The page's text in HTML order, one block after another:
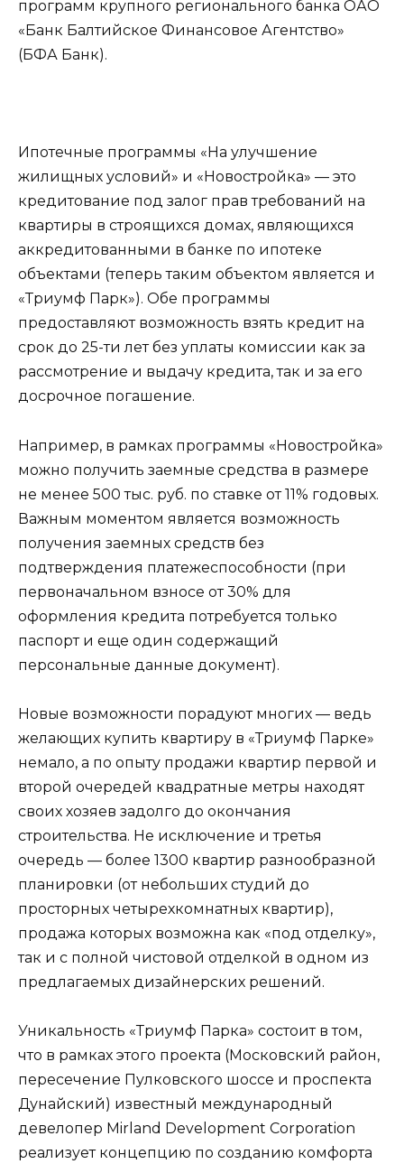
программ крупного регионального банка ОАО
«Банк Балтийское Финансовое Агентство»
(БФА Банк).
Ипотечные программы «На улучшение
жилищных условий» и «Новостройка» — это
кредитование под залог прав требований на
квартиры в строящихся домах, являющихся
аккредитованными в банке по ипотеке
объектами (теперь таким объектом является и
«Триумф Парк»). Обе программы
предоставляют возможность взять кредит на
срок до 25-ти лет без уплаты комиссии как за
рассмотрение и выдачу кредита, так и за его
досрочное погашение.
Например, в рамках программы «Новостройка»
можно получить заемные средства в размере
не менее 500 тыс. руб. по ставке от 11% годовых.
Важным моментом является возможность
получения заемных средств без
подтверждения платежеспособности (при
первоначальном взносе от 30% для
оформления кредита потребуется только
паспорт и еще один содержащий
персональные данные документ).
Новые возможности порадуют многих — ведь
желающих купить квартиру в «Триумф Парке»
немало, а по опыту продажи квартир первой и
второй очередей квадратные метры находят
своих хозяев задолго до окончания
строительства. Не исключение и третья
очередь — более 1300 квартир разнообразной
планировки (от небольших студий до
просторных четырехкомнатных квартир),
продажа которых возможна как «под отделку»,
так и с полной чистовой отделкой в одном из
предлагаемых дизайнерских решений.
Уникальность «Триумф Парка» состоит в том,
что в рамках этого проекта (Московский район,
пересечение Пулковского шоссе и проспекта
Дунайский) известный международный
девелопер Mirland Development Corporation
реализует концепцию по созданию комфорта